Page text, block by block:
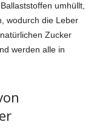
umhüllt,
wodurch die Leber
Zucker
werden alle in